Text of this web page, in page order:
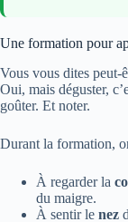
Une formation pour
Vous vous dites peut-
Oui, mais déguster,
goûter. Et noter.
Durant la formation,
À regarder la
du maigre.
À sentir le nez